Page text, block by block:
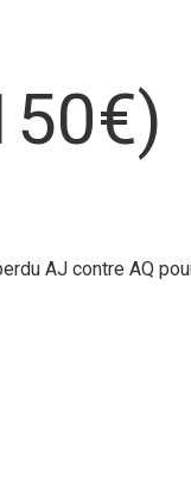
AJ contre AQ